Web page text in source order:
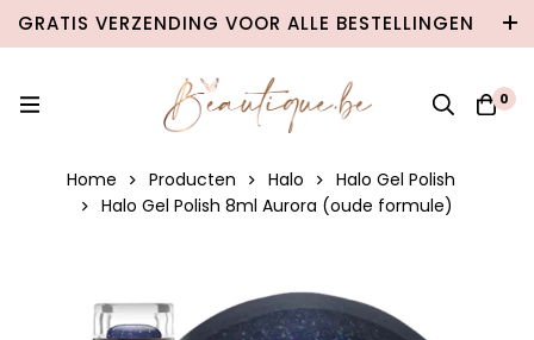
GRATIS VERZENDING VOOR ALLE BESTELLINGEN
VANAF €100 IN BELGIË & €120 NAAR
0
Home Producten Halo
Halo Gel Polish
Halo Gel Polish 8ml Aurora (oude formule)